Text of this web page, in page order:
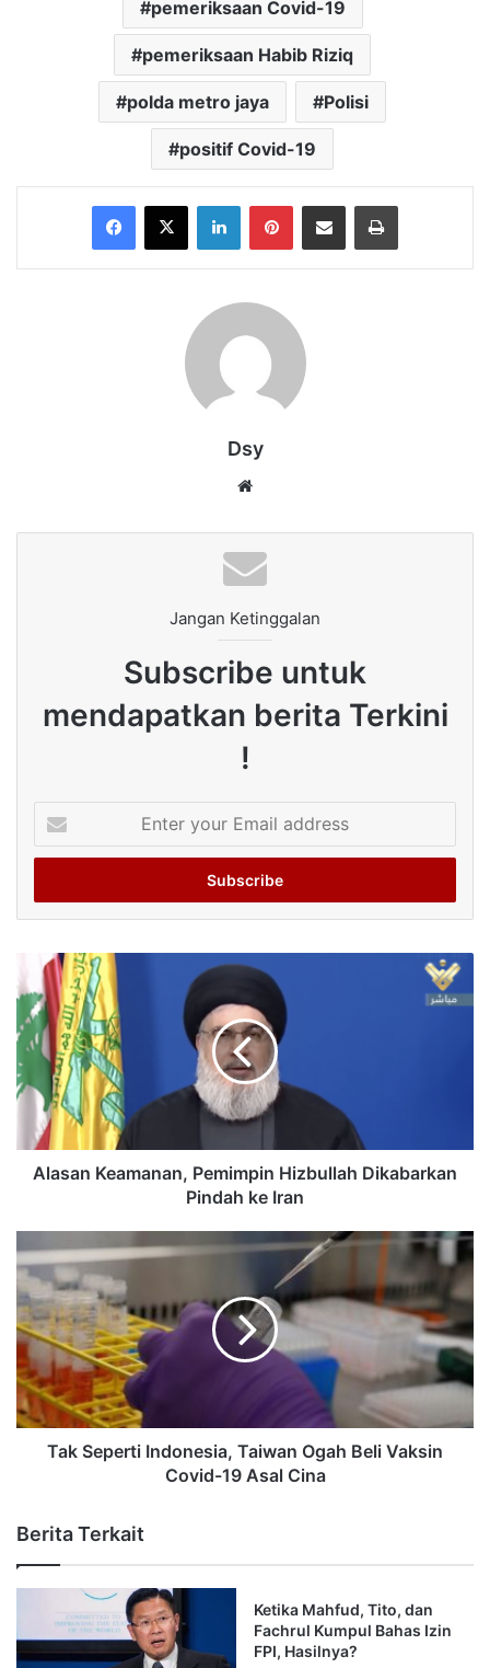
pemeriksaan Covid-19
pemeriksaan Habib Riziq
polda metro jaya Polisi
positif Covid-19
Facebook
X LinkedInPinterestShare via Email Print
Dsy
Jangan Ketinggalan
Subscribe untuk
mendapatkan berita Terkini
!
your
Email
Alasan Keamanan, Pemimpin Hizbullah Dikabarkan
Pindah ke Iran
Tak Seperti Indonesia, Taiwan Ogah Beli Vaksin
Covid-19 Asal Cina
Berita Terkait
Ketika Mahfud, Tito, dan
Fachrul Kumpul Bahas Izin
FPI, Hasilnya?